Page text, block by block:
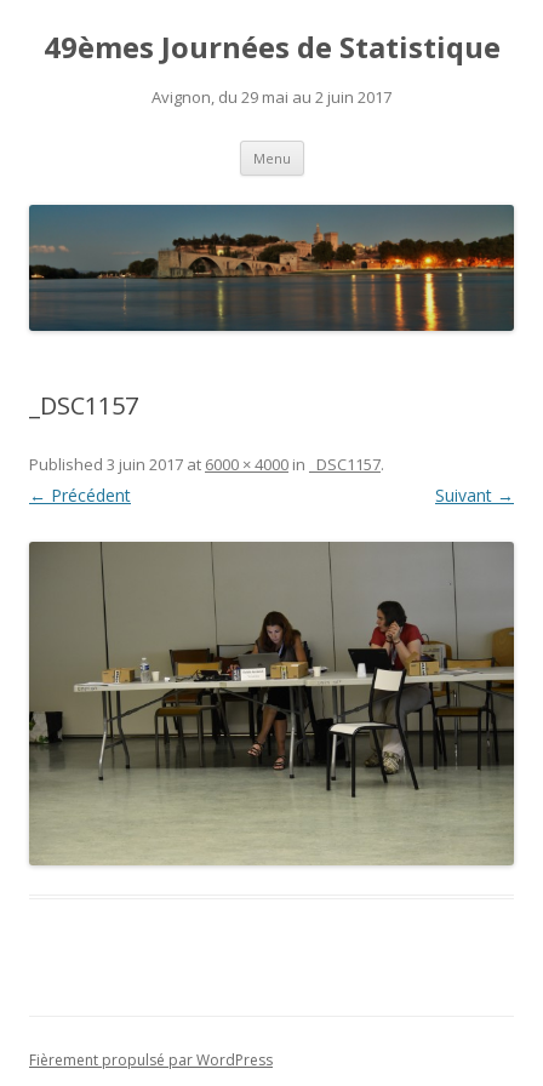
49èmes Journées de Statistique
Avignon, du 29 mai au 2 juin 2017
Menu Aller
contenu
_DSC1157
Published 3 juin 2017 at 6000 × 4000 in _DSC1157.
← Précédent Suivant →
Fièrement propulsé par WordPress